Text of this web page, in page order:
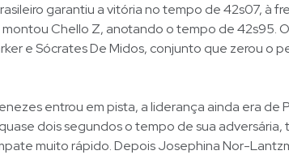
garantiu a vitória no tempo de 42s07, à
Chello Z, anotando o tempo de 42s95.
e Sócrates De Midos, conjunto que zerou o
entrou em pista, a liderança ainda era de
dois segundos o tempo de sua
muito rápido. Depois Josephina Nor-